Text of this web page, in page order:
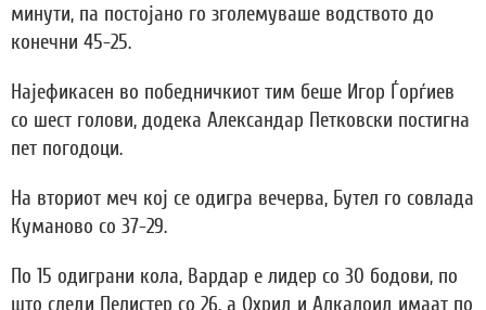
минути, па постојано го зголемуваше водството до
конечни 45-25.
Најефикасен во победничкиот тим беше Игор Ѓорѓиев
со шест голови, додека Александар Петковски постигна
пет погодоци.
На вториот меч кој се одигра вечерва, Бутел го совлада
Куманово со 37-29.
По 15 одиграни кола, Вардар е лидер со 30 бодови, по
што следи Пелистер со 26, а Охрид и Алкалоид имаат по